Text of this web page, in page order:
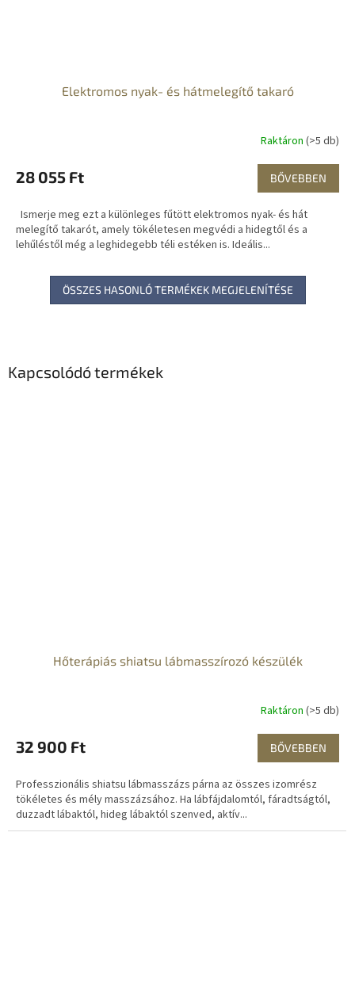
Kapcsolódó termékek
Hőterápiás shiatsu lábmasszírozó készülék
Raktáron (>5 db)
32 900 Ft BŐVEBBEN
Professzionális shiatsu lábmasszázs párna az összes izomrész
tökéletes és mély masszázsához. Ha lábfájdalomtól, fáradtságtól,
duzzadt lábaktól, hideg lábaktól szenved, aktív...
Elektromos nyak- és hátmelegítő takaró
Raktáron (>5 db)
28 055 Ft BŐVEBBEN
Ismerje meg ezt a különleges fűtött elektromos nyak- és hát
melegítő takarót, amely tökéletesen megvédi a hidegtől és a
lehűléstől még a leghidegebb téli estéken is. Ideális...
ÖSSZES HASONLÓ TERMÉKEK MEGJELENÍTÉSE